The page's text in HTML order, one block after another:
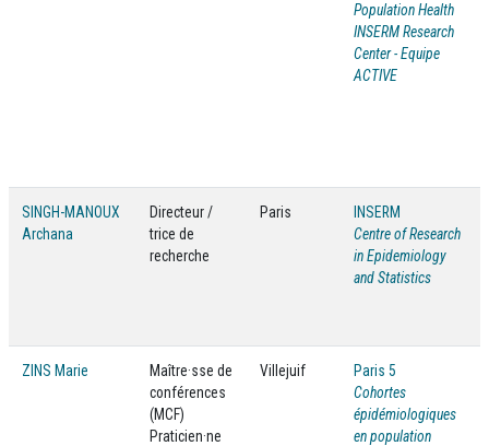
Population Health
INSERM Research
Center - Equipe
ACTIVE
SINGH-MANOUX
Archana
Directeur /
trice de
recherche
Paris
INSERM
Centre of Research
in Epidemiology
and Statistics
ZINS Marie
Maître·sse de
conférences
(MCF)
Praticien·ne
Villejuif
Paris 5
Cohortes
épidémiologiques
en population